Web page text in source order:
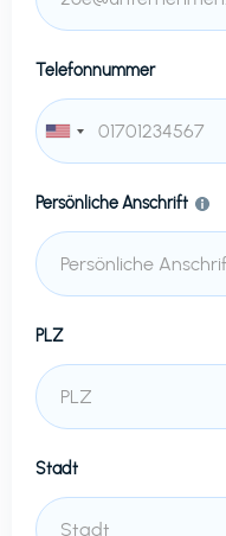
Telefonnummer
Persönliche Anschrift
PLZ
Stadt